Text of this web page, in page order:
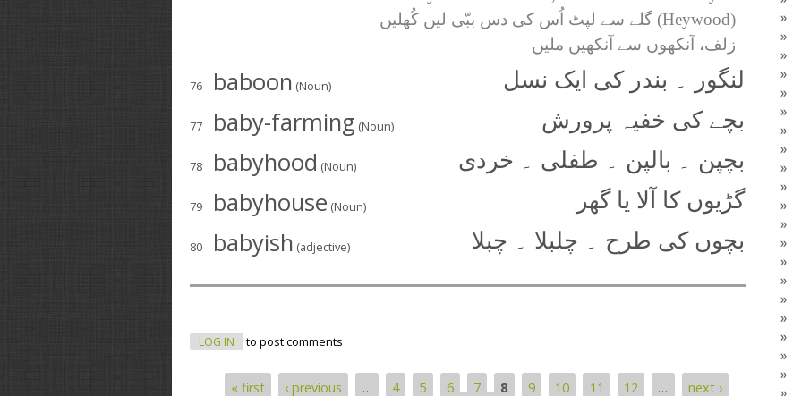
(Heywood) گلے سے لپٹ اُس کی دس ببّی لیں کُھلیں
زلف، آنکھوں سے آنکھیں ملیں
76 baboon (Noun) لنگور ۔ بندر کی ایک نسل
77 baby-farming (Noun) بچے کی خفیہ پرورش
78 babyhood (Noun) بچپن ۔ بالپن ۔ طفلی ۔ خردی
79 babyhouse (Noun) گڑیوں کا آلا یا گھر
80 babyish (adjective) بچوں کی طرح ۔ چلبلا ۔ چبلا
LOG IN to post comments
« first ‹ previous … 4 5 6 7 8 9 10 11 12 …
next ›